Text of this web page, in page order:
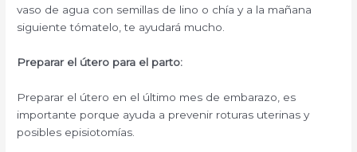
vaso de agua con semillas de lino o chía y a la mañana
siguiente tómatelo, te ayudará mucho.
Preparar el útero para el parto:
Preparar el útero en el último mes de embarazo, es
importante porque ayuda a prevenir roturas uterinas y
posibles episiotomías.